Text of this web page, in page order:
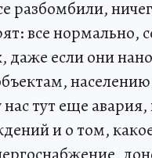
разбомбили,
все нормально,
если они
тут еще
и о том,